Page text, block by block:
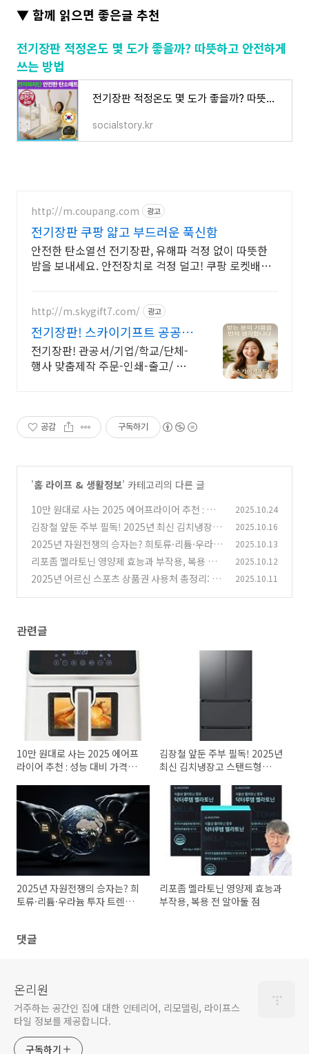
▼ 함께 읽으면 좋은글 추천
전기장판 적정온도 몇 도가 좋을까? 따뜻하고 안전하게
쓰는 방법
전기장판 적정온도 몇 도가 좋을까? 따뜻하고 안전하게 쓰는 방법
socialstory.kr
http://m.coupang.com 광고
전기장판 쿠팡 얇고 부드러운 푹신함
안전한 탄소열선 전기장판, 유해파 걱정 없이 따뜻한
밤을 보내세요. 안전장치로 걱정 덜고! 쿠팡 로켓배송
http://m.skygift7.com/ 광고
전기장판! 스카이기프트 공공기
관 우선구매 대상기업
전기장판! 관공서/기업/학교/단체-
행사 맞춤제작 주문-인쇄-출고/ 가
공감 구독하기
'홈 라이프 & 생활정보' 카테고리의 다른 글
10만 원대로 사는 2025 에어프라이어 추천 : 성
능 대비 가격 TOP 모델 비교
(0)
2025.10.24
김장철 앞둔 주부 필독! 2025년 최신 김치냉장고
스탠드형 BEST 추천 (0)
2025.10.16
2025년 자원전쟁의 승자는? 희토류·리튬·우라
늄 투자 트렌드 완벽정리
(0)
2025.10.13
리포좀 멜라토닌 영양제 효능과 부작용, 복용 전
알아둘 점
(0)
2025.10.12
2025년 어르신 스포츠 상품권 사용처 총정리: 헬
2025.10.11
관련글
10만 원대로 사는 2025 에어프
라이어 추천 : 성능 대비 가격
김장철 앞둔 주부 필독! 2025년
최신 김치냉장고 스탠드형
2025년 자원전쟁의 승자는? 희
토류·리튬·우라늄 투자 트렌드
리포좀 멜라토닌 영양제 효능과
부작용, 복용 전 알아둘 점
댓글
온리원
거주하는 공간인 집에 대한 인테리어, 리모델링, 라이프스
타일 정보를 제공합니다.
구독하기